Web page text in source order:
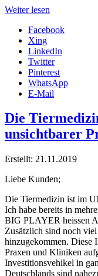
Weiter lesen
Facebook
Xing
LinkedIn
Twitter
Pinterest
WhatsApp
E-Mail
Die
unsichtbarer
Erstellt: 21.11.2019
Liebe Kunden;
Die Tiermedizin ist im
Ich habe bereits in
BIG PLAYER heissen
Zusätzlich sind noch
hinzugekommen. Diese
Praxen und Kliniken
Investitionsvehikel in
Deutschlands sind